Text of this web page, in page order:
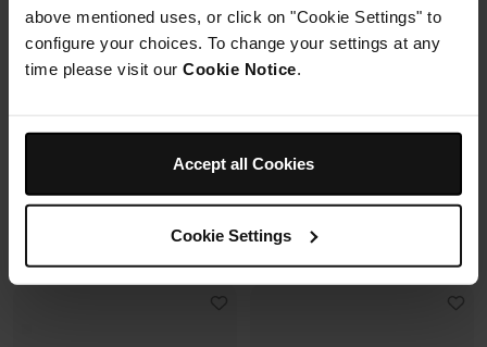
above mentioned uses, or click on "Cookie Settings" to
configure your choices. To change your settings at any
time please visit our Cookie Notice.
Accept all Cookies
Cookie Settings
6 modes de cuisson (max
240°C)
Synchronisation des
cuissons
179,99 € Prix réduit de
269,99 €au
Prix le + bas sur 30j
Voir les détails
avec buse vapeur et fouet
électrique
Fonctions Espresso et Café
Ajouter au panier